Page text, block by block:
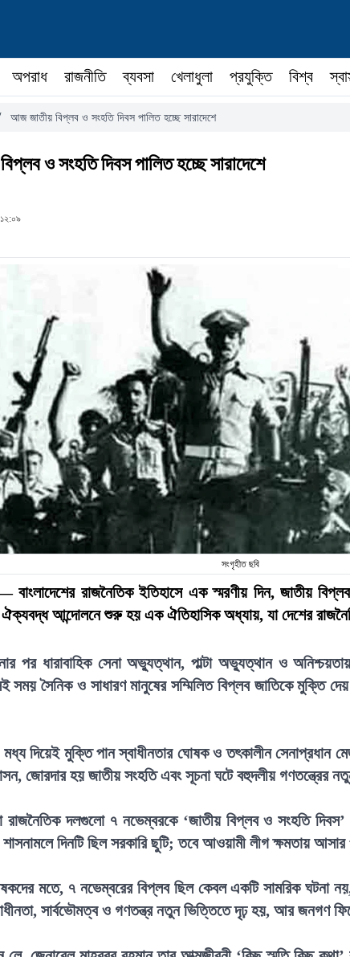
অপরাধ রাজনীতি ব্যবসা খেলাধুলা প্রযুক্তি বিশ্ব
আজ জাতীয় বিপ্লব ও সংহতি দিবস পালিত হচ্ছে সারাদেশে
ও সংহতি দিবস পালিত হচ্ছে সারাদেশে
সংগৃহীত ছবি
রাজনৈতিক ইতিহাসে এক স্মরণীয় দিন, জাতীয়
ঐক্যবদ্ধ আন্দোলনে শুরু হয় এক ঐতিহাসিক অধ্যায়, যা দেশের
পর ধারাবাহিক সেনা অভ্যুত্থান, পাল্টা অভ্যুত্থান ও
সময় সৈনিক ও সাধারণ মানুষের সম্মিলিত বিপ্লব জাতিকে মুক্তি
দিয়েই মুক্তি পান স্বাধীনতার ঘোষক ও তৎকালীন সেনাপ্রধান
জোরদার হয় জাতীয় সংহতি এবং সূচনা ঘটে বহুদলীয় গণতন্ত্রের
রাজনৈতিক দলগুলো ৭ নভেম্বরকে ‘জাতীয় বিপ্লব ও সংহতি দিবস’
দিনটি ছিল সরকারি ছুটি; তবে আওয়ামী লীগ ক্ষমতায় আসার
মতে, ৭ নভেম্বরের বিপ্লব ছিল কেবল একটি সামরিক ঘটনা
সার্বভৌমত্ব ও গণতন্ত্র নতুন ভিত্তিতে দৃঢ় হয়, আর জনগণ